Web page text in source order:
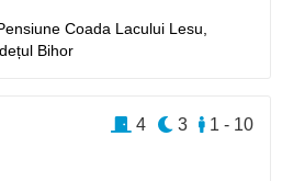
Coada Lacului Lesu,
Bihor
1 - 10
3
4